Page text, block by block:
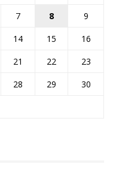
7 8
9
14 15
16
21 22
23
28 29
30